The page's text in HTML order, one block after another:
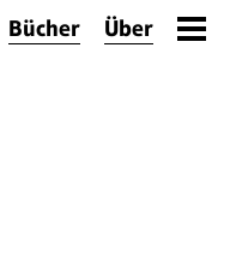
Bücher Über